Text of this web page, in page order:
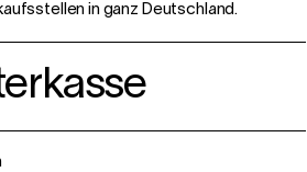
in ganz Deutschland.